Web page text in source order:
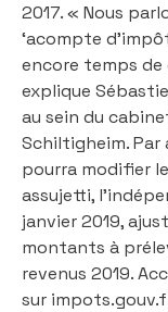
2017. « Nous
‘acompte
encore temps de
explique
au sein du
Schiltigheim. Par
pourra modifier
assujetti,
janvier 2019,
montants à
revenus 2019.
sur